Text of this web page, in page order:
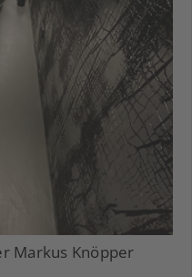
Markus Knöpper